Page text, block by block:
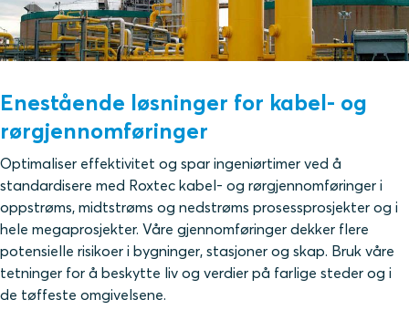
Enestående løsninger for kabel- og
rørgjennomføringer
Optimaliser effektivitet og spar ingeniørtimer ved å
standardisere med Roxtec kabel- og rørgjennomføringer i
oppstrøms, midtstrøms og nedstrøms prosessprosjekter og i
hele megaprosjekter. Våre gjennomføringer dekker flere
potensielle risikoer i bygninger, stasjoner og skap. Bruk våre
tetninger for å beskytte liv og verdier på farlige steder og i
de tøffeste omgivelsene.